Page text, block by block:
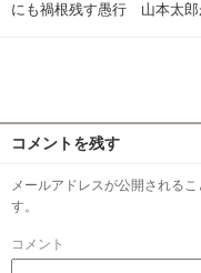
にも禍根残す愚行 山本太郎
コメントを残す
メールアドレスが公開される
す。
コメント